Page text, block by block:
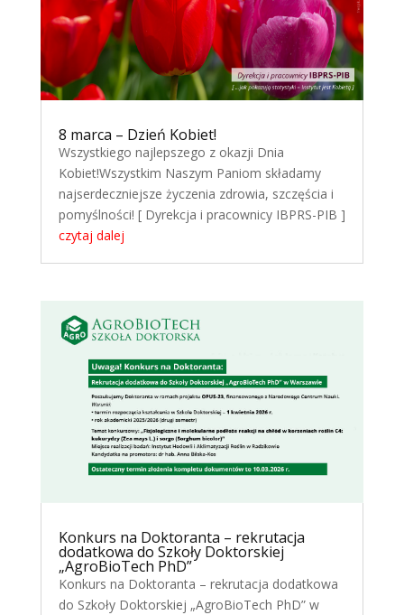
8 marca – Dzień Kobiet!
Wszystkiego najlepszego z okazji Dnia
Kobiet!Wszystkim Naszym Paniom składamy
najserdeczniejsze życzenia zdrowia, szczęścia i
pomyślności! [ Dyrekcja i pracownicy IBPRS-PIB ]
czytaj dalej
Konkurs na Doktoranta – rekrutacja
dodatkowa do Szkoły Doktorskiej
„AgroBioTech PhD”
Konkurs na Doktoranta – rekrutacja dodatkowa
do Szkoły Doktorskiej „AgroBioTech PhD” w